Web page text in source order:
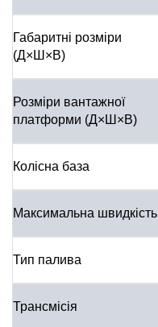
Габаритні розміри
(Д×Ш×В)
Розміри вантажної
платформи (Д×Ш×В)
Колісна база
Максимальна швидкість
Тип палива
Трансмісія